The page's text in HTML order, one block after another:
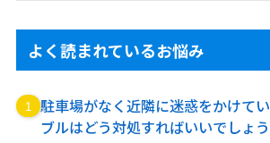
よく読まれているお悩み
駐車場がなく近隣に迷惑をかけて
ブルはどう対処すればいいでしょ